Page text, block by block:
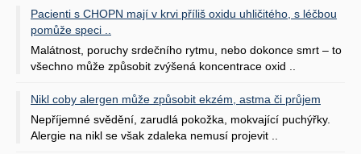
Pacienti s CHOPN mají v krvi příliš oxidu uhličitého, s léčbou
pomůže speci ..
Malátnost, poruchy srdečního rytmu, nebo dokonce smrt – to
všechno může způsobit zvýšená koncentrace oxid ..
Nikl coby alergen může způsobit ekzém, astma či průjem
Nepříjemné svědění, zarudlá pokožka, mokvající puchýřky.
Alergie na nikl se však zdaleka nemusí projevit ..